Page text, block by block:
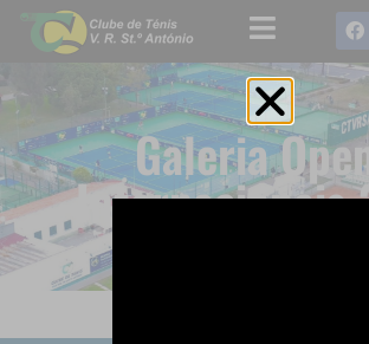
Galeria
Internacionais